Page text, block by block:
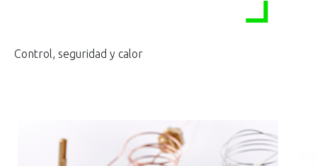
Control, seguridad y calor